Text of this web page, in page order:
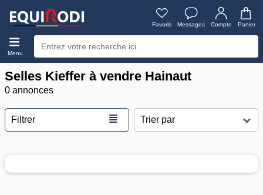
Favoris Messages Compte Panier
Menu
Selles Kieffer à vendre Hainaut
0 annonces
Filtrer ≣